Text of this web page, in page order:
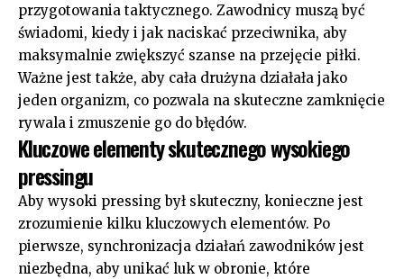
przygotowania taktycznego. Zawodnicy muszą być
świadomi, kiedy i jak naciskać przeciwnika, aby
maksymalnie zwiększyć szanse na przejęcie piłki.
Ważne jest także, aby cała drużyna działała jako
jeden organizm, co pozwala na skuteczne zamknięcie
rywala i zmuszenie go do błędów.
Kluczowe elementy skutecznego wysokiego
pressingu
Aby wysoki pressing był skuteczny, konieczne jest
zrozumienie kilku kluczowych elementów. Po
pierwsze, synchronizacja działań zawodników jest
niezbędna, aby unikać luk w obronie, które